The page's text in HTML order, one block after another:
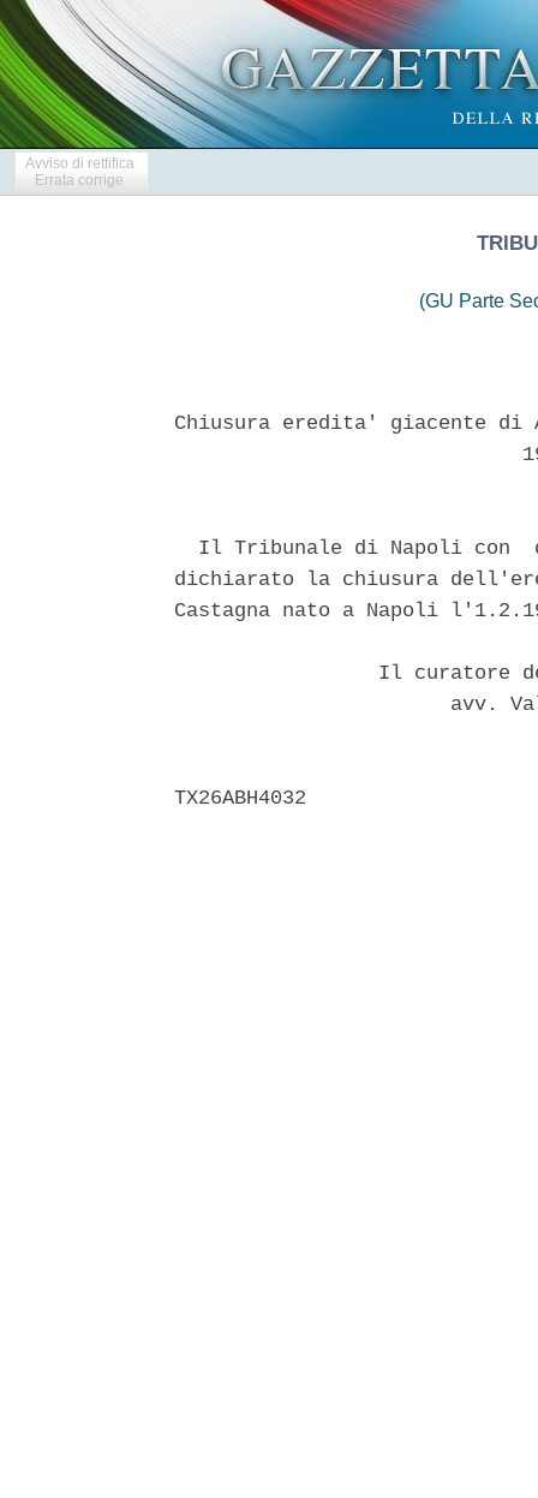
Avviso di rettifica
Errata corrige
(GU Parte
Chiusura eredita' giacente di
Il Tribunale di Napoli con
dichiarato la chiusura
Castagna nato a Napoli
Il curatore
avv.